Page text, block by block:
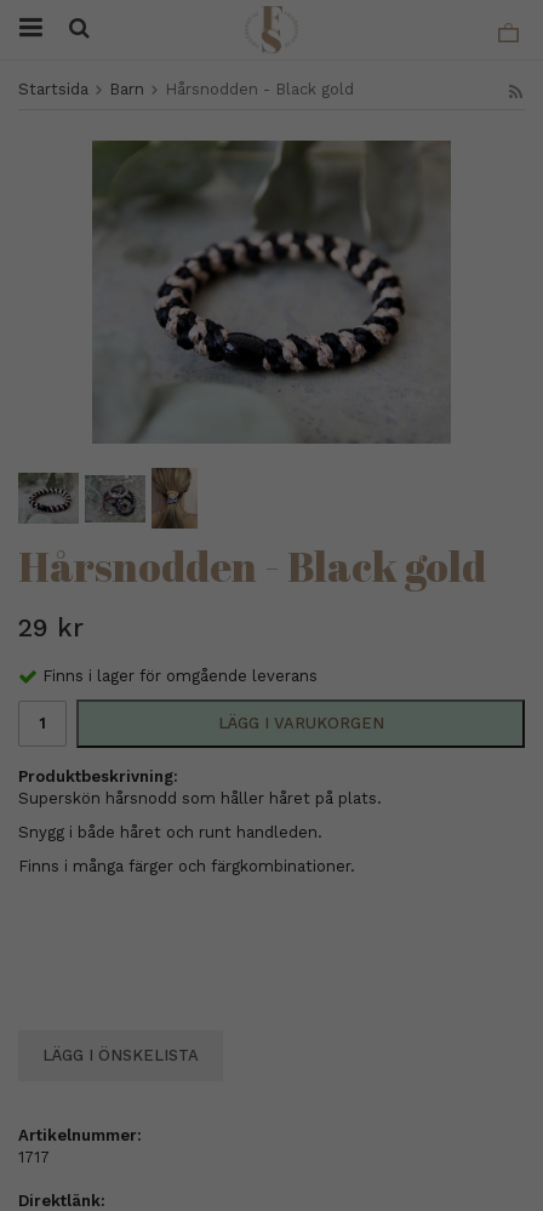
Startsida Barn Hårsnodden - Black gold
Hårsnodden - Black gold
29 kr
Finns i lager för omgående leverans
LÄGG I VARUKORGEN
Produktbeskrivning:
Superskön hårsnodd som håller håret på plats.
Snygg i både håret och runt handleden.
Finns i många färger och färgkombinationer.
LÄGG I ÖNSKELISTA
Artikelnummer:
1717
Direktlänk: